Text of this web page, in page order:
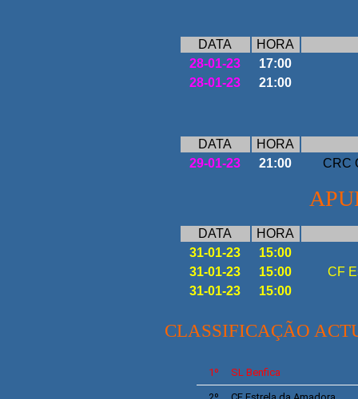
DATA
HORA
28-01-23
17:00
28-01-23
21:00
DATA
HORA
29-01-23
21:00 CRC
DATA
HORA
31-01-23
15:00
31-01-23
15:00
CF
31-01-23
15:00
CLASSIFICAÇÃO
1º SL Benfica